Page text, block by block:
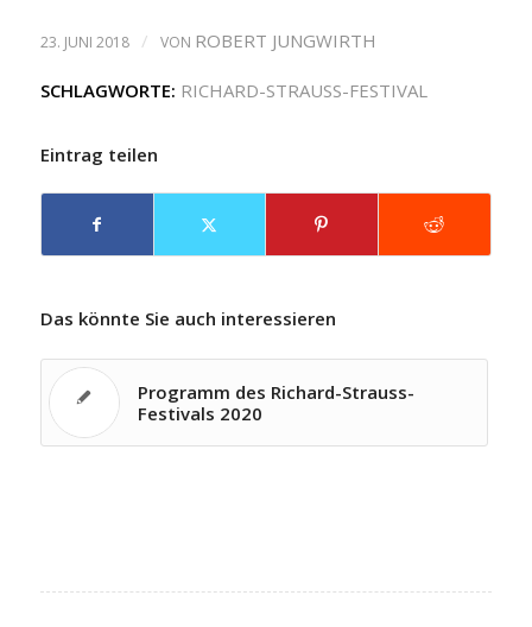
23. JUNI 2018 / VON ROBERT JUNGWIRTH
SCHLAGWORTE: RICHARD-STRAUSS-FESTIVAL
Eintrag teilen
Das könnte Sie auch interessieren
Programm des Richard-Strauss-
Festivals 2020